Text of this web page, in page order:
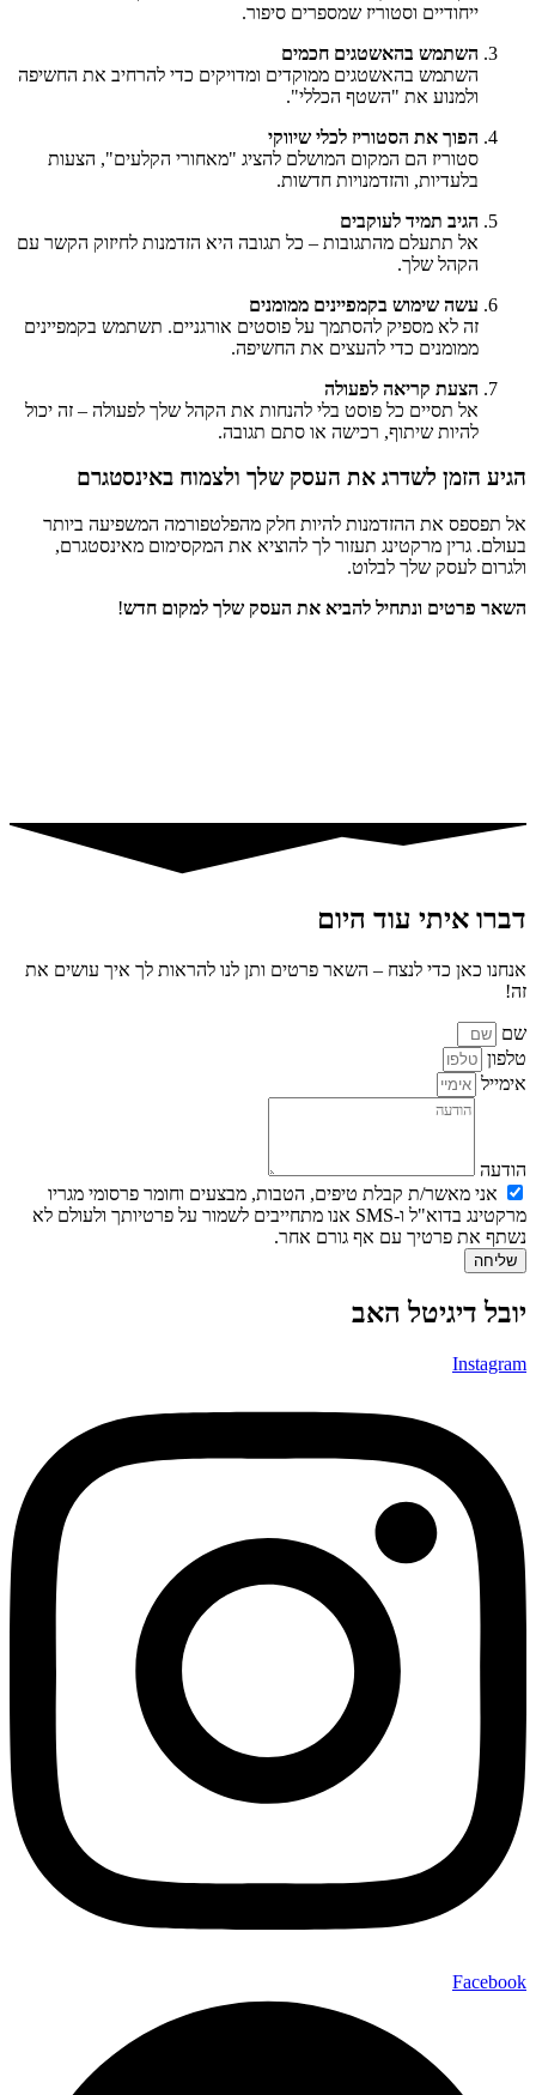
ייחודיים וסטוריז שמספרים סיפור.
השתמש בהאשטגים חכמים
השתמש בהאשטגים ממוקדים ומדויקים כדי להרחיב את החשיפה
ולמנוע את "השטף הכללי".
הפוך את הסטוריז לכלי שיווקי
סטוריז הם המקום המושלם להציג "מאחורי הקלעים", הצעות
בלעדיות, והזדמנויות חדשות.
הגיב תמיד לעוקבים
אל תתעלם מהתגובות – כל תגובה היא הזדמנות לחיזוק הקשר עם
הקהל שלך.
עשה שימוש בקמפיינים ממומנים
זה לא מספיק להסתמך על פוסטים אורגניים. תשתמש בקמפיינים
ממומנים כדי להעצים את החשיפה.
הצעת קריאה לפעולה
אל תסיים כל פוסט בלי להנחות את הקהל שלך לפעולה – זה יכול
להיות שיתוף, רכישה או סתם תגובה.
הגיע הזמן לשדרג את העסק שלך ולצמוח באינסטגרם
אל תפספס את ההזדמנות להיות חלק מהפלטפורמה המשפיעה ביותר
בעולם. גרין מרקטינג תעזור לך להוציא את המקסימום מאינסטגרם,
ולגרום לעסק שלך לבלוט.
השאר פרטים ונתחיל להביא את העסק שלך למקום חדש!
דברו איתי עוד היום
אנחנו כאן כדי לנצח – השאר פרטים ותן לנו להראות לך איך עושים את
זה!
שם
טלפון
אימייל
הודעה
אני מאשר/ת קבלת טיפים, הטבות, מבצעים וחומר פרסומי מגריו
מרקטינג בדוא"ל ו-SMS אנו מתחייבים לשמור על פרטיותך ולעולם לא
נשתף את פרטיך עם אף גורם אחר.
שליחה
יובל דיגיטל האב
Instagram
Facebook